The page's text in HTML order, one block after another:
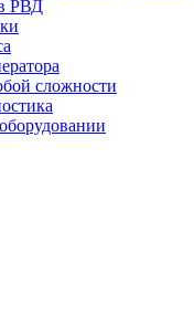
РВД
сложности